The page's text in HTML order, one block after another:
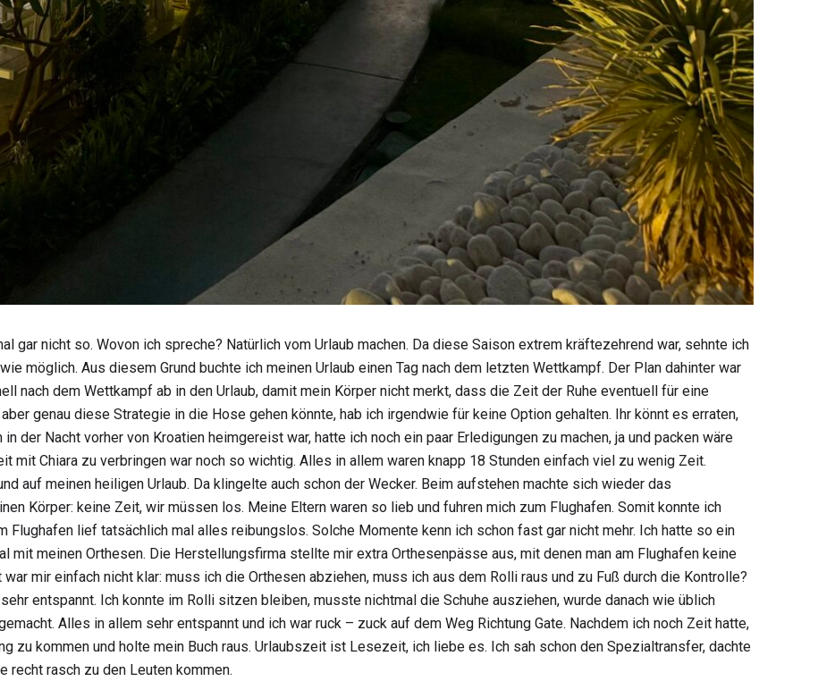
gar nicht so. Wovon ich spreche? Natürlich vom Urlaub machen. Da diese Saison extrem kräftezehrend war, sehnte ich
möglich. Aus diesem Grund buchte ich meinen Urlaub einen Tag nach dem letzten Wettkampf. Der Plan dahinter war
nach dem Wettkampf ab in den Urlaub, damit mein Körper nicht merkt, dass die Zeit der Ruhe eventuell für eine
genau diese Strategie in die Hose gehen könnte, hab ich irgendwie für keine Option gehalten. Ihr könnt es erraten,
der Nacht vorher von Kroatien heimgereist war, hatte ich noch ein paar Erledigungen zu machen, ja und packen wäre
mit Chiara zu verbringen war noch so wichtig. Alles in allem waren knapp 18 Stunden einfach viel zu wenig Zeit.
auf meinen heiligen Urlaub. Da klingelte auch schon der Wecker. Beim aufstehen machte sich wieder das
Körper: keine Zeit, wir müssen los. Meine Eltern waren so lieb und fuhren mich zum Flughafen. Somit konnte ich
Flughafen lief tatsächlich mal alles reibungslos. Solche Momente kenn ich schon fast gar nicht mehr. Ich hatte so ein
mit meinen Orthesen. Die Herstellungsfirma stellte mir extra Orthesenpässe aus, mit denen man am Flughafen keine
mir einfach nicht klar: muss ich die Orthesen abziehen, muss ich aus dem Rolli raus und zu Fuß durch die Kontrolle?
entspannt. Ich konnte im Rolli sitzen bleiben, musste nichtmal die Schuhe ausziehen, wurde danach wie üblich
Alles in allem sehr entspannt und ich war ruck – zuck auf dem Weg Richtung Gate. Nachdem ich noch Zeit hatte,
zu kommen und holte mein Buch raus. Urlaubszeit ist Lesezeit, ich liebe es. Ich sah schon den Spezialtransfer, dachte
recht rasch zu den Leuten kommen.